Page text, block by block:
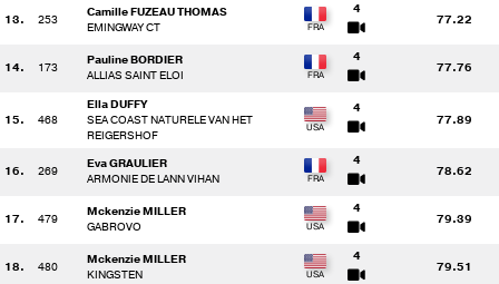
13. 253
Camille FUZEAU THOMAS
EMINGWAY CT
4
77.22
14. 173
Pauline BORDIER
ALLIAS SAINT ELOI
4
77.76
15. 468
Ella DUFFY
SEA COAST NATURELE VAN HET
REIGERSHOF
4
77.89
16. 269
Eva GRAULIER
ARMONIE DE LANN VIHAN
4
78.62
17. 479
Mckenzie MILLER
GABROVO
4
79.39
18. 480
Mckenzie MILLER
KINGSTEN
4
79.51